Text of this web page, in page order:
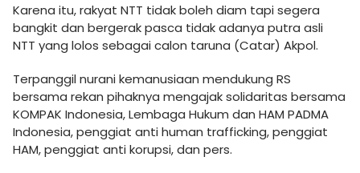
Karena itu, rakyat NTT tidak boleh diam tapi segera
bangkit dan bergerak pasca tidak adanya putra asli
NTT yang lolos sebagai calon taruna (Catar) Akpol.
Terpanggil nurani kemanusiaan mendukung RS
bersama rekan pihaknya mengajak solidaritas bersama
KOMPAK Indonesia, Lembaga Hukum dan HAM PADMA
Indonesia, penggiat anti human trafficking, penggiat
HAM, penggiat anti korupsi, dan pers.